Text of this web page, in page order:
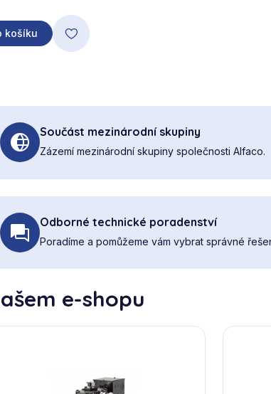
košíku
Součást mezinárodní skupiny
Zázemí mezinárodní skupiny společnosti Alfaco.
Odborné technické poradenství
Poradíme a pomůžeme vám vybrat správné
e-shopu